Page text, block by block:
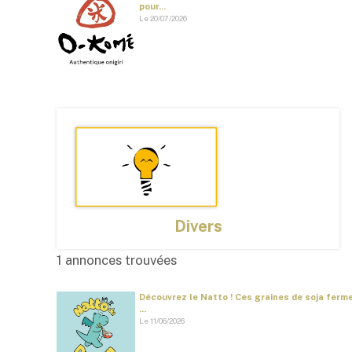
pour...
Le 20/07/2026
Divers
1 annonces trouvées
Découvrez le Natto ! Ces graines de soja
...
Le 11/06/2026